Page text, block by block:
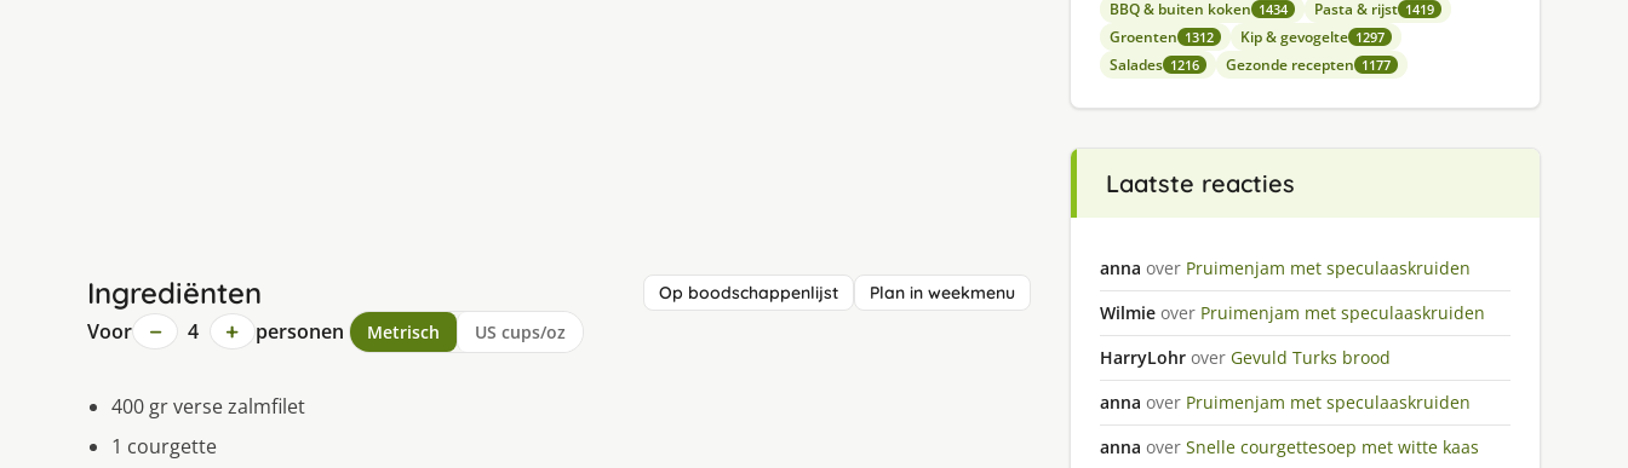
Ingrediënten Op boodschappenlijst Plan in weekmenu
Voor − 4 + personen Metrisch US cups/oz
400 gr verse zalmfilet
1 courgette
BBQ & buiten koken 1434 Pasta & rijst 1419
Groenten 1312 Kip & gevogelte 1297
Salades 1216 Gezonde recepten 1177
Laatste reacties
anna over Pruimenjam met speculaaskruiden
Wilmie over Pruimenjam met speculaaskruiden
HarryLohr over Gevuld Turks brood
anna over Pruimenjam met speculaaskruiden
anna over Snelle courgettesoep met witte kaas